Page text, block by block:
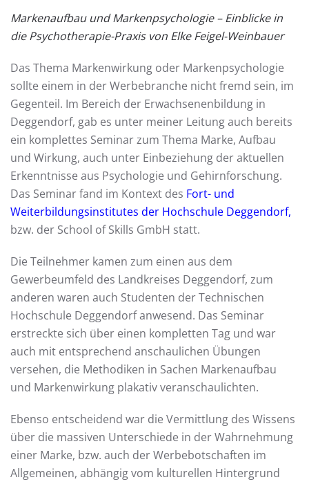
Markenaufbau und Markenpsychologie – Einblicke in
die Psychotherapie-Praxis von Elke Feigel-Weinbauer
Das Thema Markenwirkung oder Markenpsychologie
sollte einem in der Werbebranche nicht fremd sein, im
Gegenteil. Im Bereich der Erwachsenenbildung in
Deggendorf, gab es unter meiner Leitung auch bereits
ein komplettes Seminar zum Thema Marke, Aufbau
und Wirkung, auch unter Einbeziehung der aktuellen
Erkenntnisse aus Psychologie und Gehirnforschung.
Das Seminar fand im Kontext des Fort- und
Weiterbildungsinstitutes der Hochschule Deggendorf,
bzw. der School of Skills GmbH statt.
Die Teilnehmer kamen zum einen aus dem
Gewerbeumfeld des Landkreises Deggendorf, zum
anderen waren auch Studenten der Technischen
Hochschule Deggendorf anwesend. Das Seminar
erstreckte sich über einen kompletten Tag und war
auch mit entsprechend anschaulichen Übungen
versehen, die Methodiken in Sachen Markenaufbau
und Markenwirkung plakativ veranschaulichten.
Ebenso entscheidend war die Vermittlung des Wissens
über die massiven Unterschiede in der Wahrnehmung
einer Marke, bzw. auch der Werbebotschaften im
Allgemeinen, abhängig vom kulturellen Hintergrund